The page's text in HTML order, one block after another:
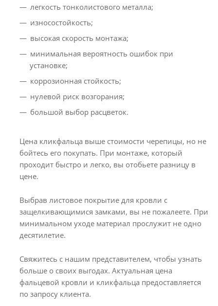
легкость тонколистового металла;
износостойкость;
высокая скорость монтажа;
минимальная вероятность ошибок при
установке;
коррозионная стойкость;
нулевой риск возгорания;
большой выбор расцветок.
Цена кликфальца выше стоимости черепицы, но не
бойтесь его покупать. При монтаже, который
проходит быстро и легко, вы отобьете разницу в
цене.
Выбрав листовое покрытие для кровли с
защелкивающимися замками, вы не пожалеете. При
минимальном уходе материал прослужит не одно
десятилетие.
Свяжитесь с нашим представителем, чтобы узнать
больше о своих выгодах. Актуальная цена
фальцевой кровли и кликфальца предоставляется
по запросу клиента.